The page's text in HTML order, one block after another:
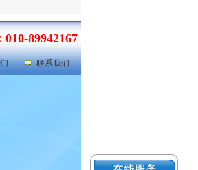
89942167
联系我们
|岩芯劈样机
812